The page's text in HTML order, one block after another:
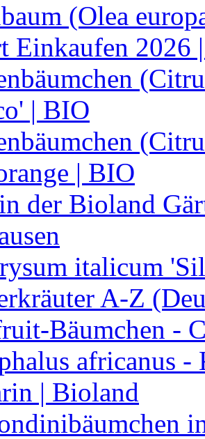
(Olea
Einkaufen 2026
| BIO
| BIO
der Bioland
italicum
A-Z
Bäumchen -
africanus
| Bioland